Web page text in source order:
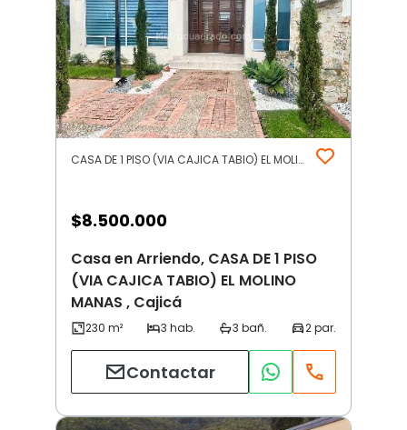
CASA DE 1 PISO (VIA CAJICA TABIO) EL MOLINO MANAS | Otros | Cajicá
$8.500.000
Casa en Arriendo, CASA DE 1 PISO
(VIA CAJICA TABIO) EL MOLINO
MANAS , Cajicá
Contactar